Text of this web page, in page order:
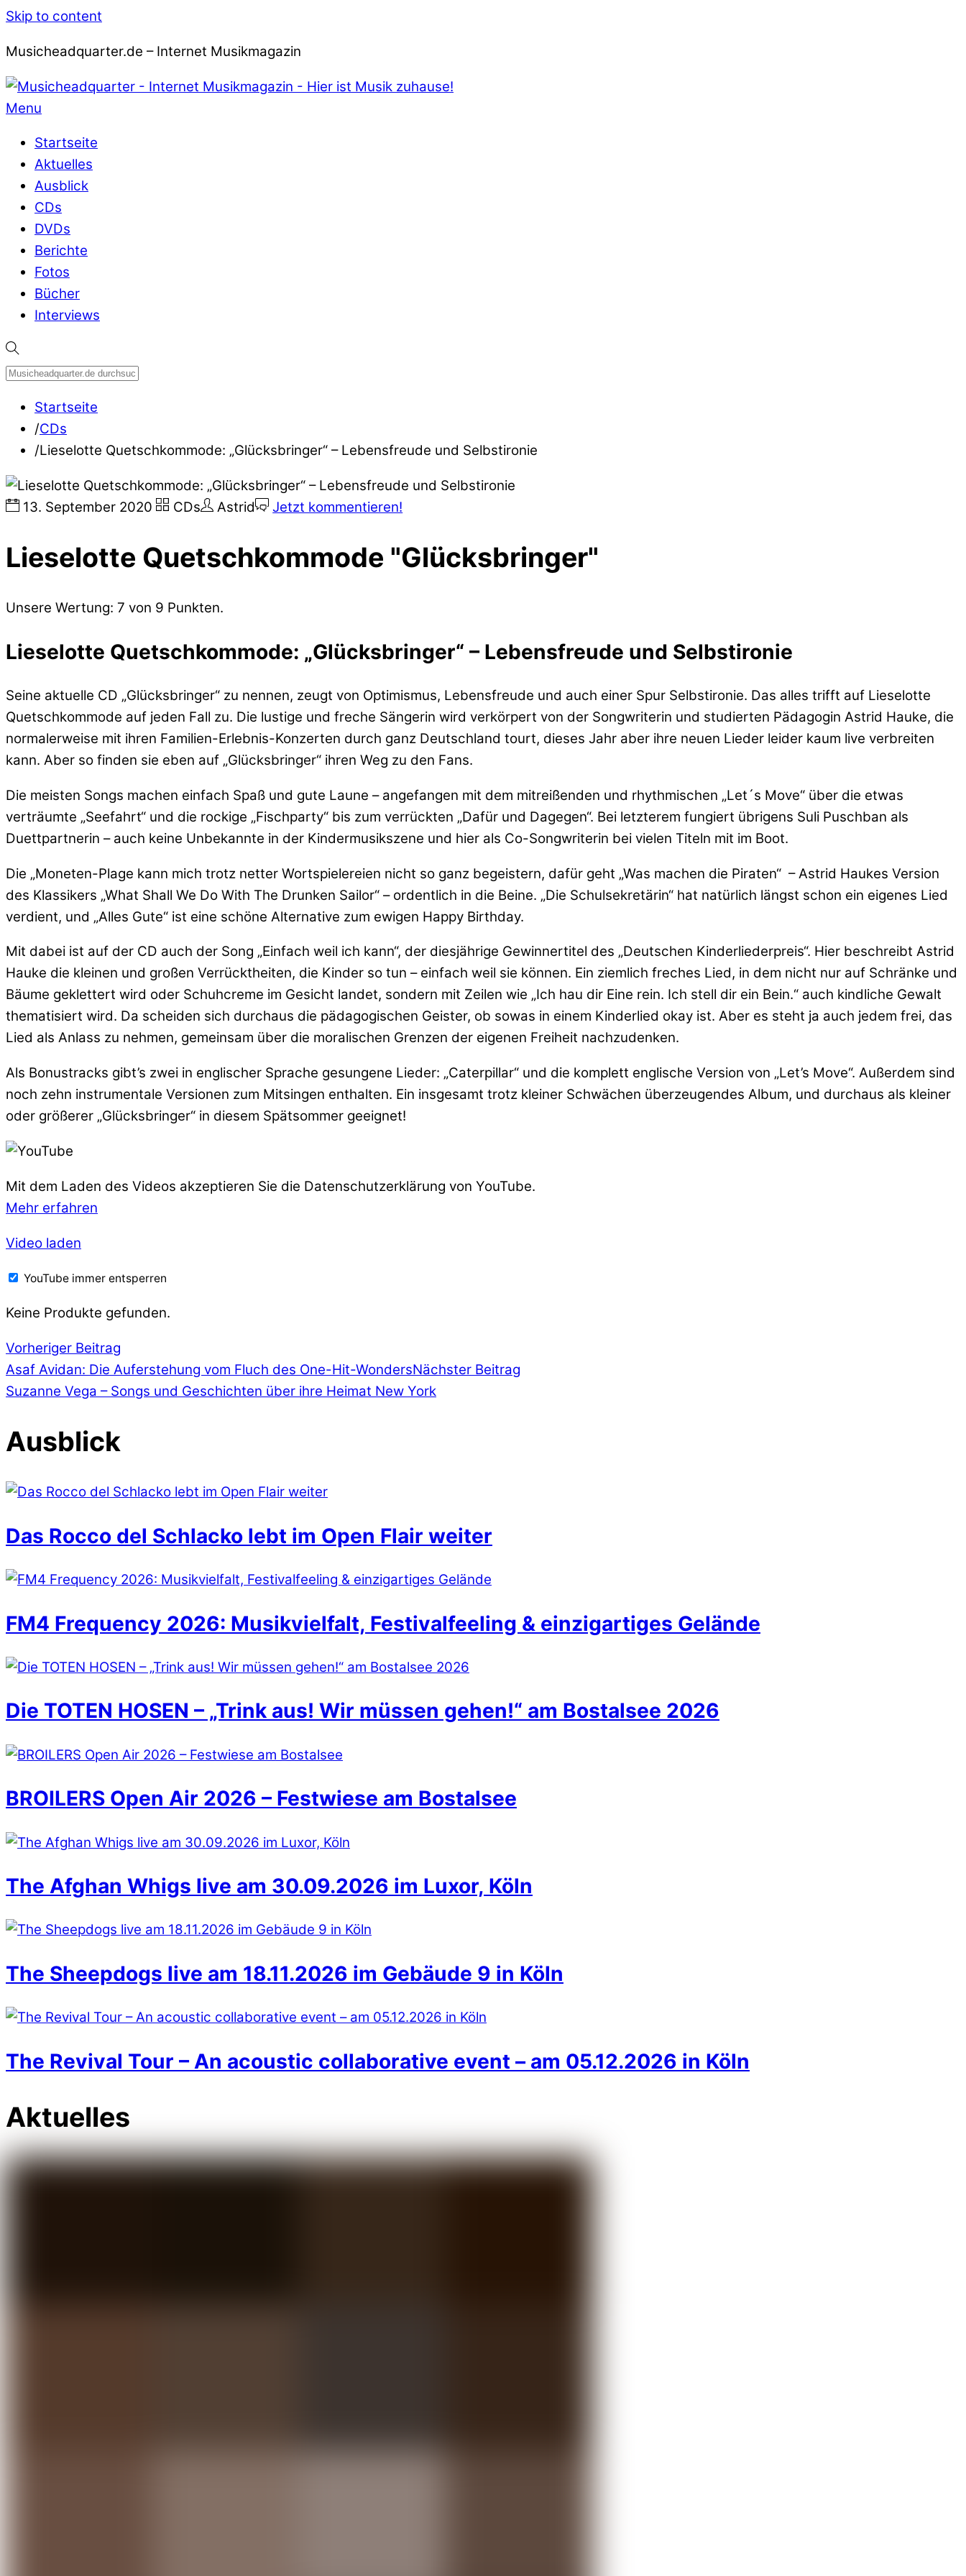
Skip to content
Musicheadquarter.de – Internet Musikmagazin
Menu
Startseite
Aktuelles
Ausblick
CDs
DVDs
Berichte
Fotos
Bücher
Interviews
Startseite
/CDs
/Lieselotte Quetschkommode: „Glücksbringer“ – Lebensfreude und Selbstironie
13. September 2020 CDs Astrid Jetzt kommentieren!
Lieselotte Quetschkommode "Glücksbringer"
Unsere Wertung: 7 von 9 Punkten.
Lieselotte Quetschkommode: „Glücksbringer“ – Lebensfreude und Selbstironie
Seine aktuelle CD „Glücksbringer“ zu nennen, zeugt von Optimismus, Lebensfreude und auch einer Spur Selbstironie. Das alles trifft auf Lieselotte
Quetschkommode auf jeden Fall zu. Die lustige und freche Sängerin wird verkörpert von der Songwriterin und studierten Pädagogin Astrid Hauke, die
normalerweise mit ihren Familien-Erlebnis-Konzerten durch ganz Deutschland tourt, dieses Jahr aber ihre neuen Lieder leider kaum live verbreiten
kann. Aber so finden sie eben auf „Glücksbringer“ ihren Weg zu den Fans.
Die meisten Songs machen einfach Spaß und gute Laune – angefangen mit dem mitreißenden und rhythmischen „Let´s Move“ über die etwas
verträumte „Seefahrt“ und die rockige „Fischparty“ bis zum verrückten „Dafür und Dagegen“. Bei letzterem fungiert übrigens Suli Puschban als
Duettpartnerin – auch keine Unbekannte in der Kindermusikszene und hier als Co-Songwriterin bei vielen Titeln mit im Boot.
Die „Moneten-Plage kann mich trotz netter Wortspielereien nicht so ganz begeistern, dafür geht „Was machen die Piraten“ – Astrid Haukes Version
des Klassikers „What Shall We Do With The Drunken Sailor“ – ordentlich in die Beine. „Die Schulsekretärin“ hat natürlich längst schon ein eigenes Lied
verdient, und „Alles Gute“ ist eine schöne Alternative zum ewigen Happy Birthday.
Mit dabei ist auf der CD auch der Song „Einfach weil ich kann“, der diesjährige Gewinnertitel des „Deutschen Kinderliederpreis“. Hier beschreibt Astrid
Hauke die kleinen und großen Verrücktheiten, die Kinder so tun – einfach weil sie können. Ein ziemlich freches Lied, in dem nicht nur auf Schränke und
Bäume geklettert wird oder Schuhcreme im Gesicht landet, sondern mit Zeilen wie „Ich hau dir Eine rein. Ich stell dir ein Bein.“ auch kindliche Gewalt
thematisiert wird. Da scheiden sich durchaus die pädagogischen Geister, ob sowas in einem Kinderlied okay ist. Aber es steht ja auch jedem frei, das
Lied als Anlass zu nehmen, gemeinsam über die moralischen Grenzen der eigenen Freiheit nachzudenken.
Als Bonustracks gibt’s zwei in englischer Sprache gesungene Lieder: „Caterpillar“ und die komplett englische Version von „Let’s Move“. Außerdem sind
noch zehn instrumentale Versionen zum Mitsingen enthalten. Ein insgesamt trotz kleiner Schwächen überzeugendes Album, und durchaus als kleiner
oder größerer „Glücksbringer“ in diesem Spätsommer geeignet!
Mit dem Laden des Videos akzeptieren Sie die Datenschutzerklärung von YouTube.
Mehr erfahren
Video laden
YouTube immer entsperren
Keine Produkte gefunden.
Vorheriger Beitrag
Asaf Avidan: Die Auferstehung vom Fluch des One-Hit-WondersNächster Beitrag
Suzanne Vega – Songs und Geschichten über ihre Heimat New York
Ausblick
Das Rocco del Schlacko lebt im Open Flair weiter
FM4 Frequency 2026: Musikvielfalt, Festivalfeeling & einzigartiges Gelände
Die TOTEN HOSEN – „Trink aus! Wir müssen gehen!“ am Bostalsee 2026
BROILERS Open Air 2026 – Festwiese am Bostalsee
The Afghan Whigs live am 30.09.2026 im Luxor, Köln
The Sheepdogs live am 18.11.2026 im Gebäude 9 in Köln
The Revival Tour – An acoustic collaborative event – am 05.12.2026 in Köln
Aktuelles